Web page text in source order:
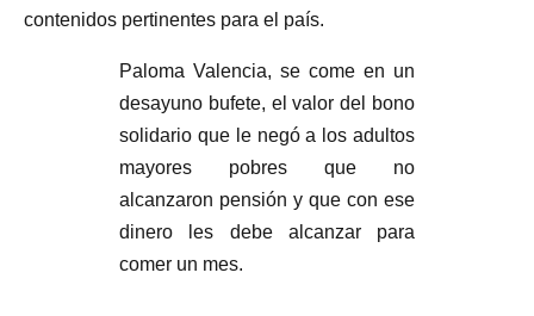
contenidos pertinentes para el país.
Paloma Valencia, se come en un
desayuno bufete, el valor del bono
solidario que le negó a los adultos
mayores pobres que no
alcanzaron pensión y que con ese
dinero les debe alcanzar para
comer un mes.